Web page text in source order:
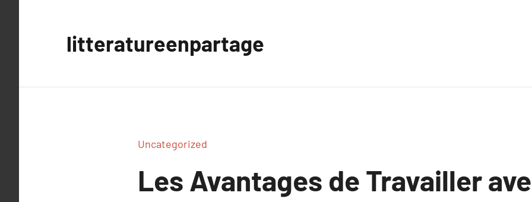
litteratureenpartage
Uncategorized
Les Avantages de Travailler